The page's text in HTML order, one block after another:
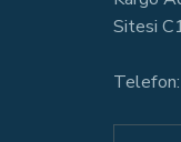
Sitesi
Telefon: